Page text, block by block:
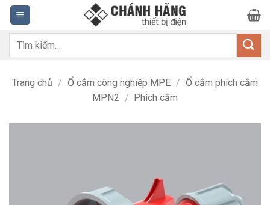
Bỏ
qua
nội
dung
Tìm
Trang chủ / Ổ cắm công nghiệp MPE / Ổ cắm phích cắm
MPN2 / Phích cắm